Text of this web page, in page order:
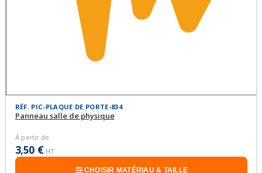
RÉF. PIC-PLAQUE DE PORTE-834
Panneau salle de physique
À partir de
3,50 € HT
CHOISIR MATÉRIAU & TAILLE